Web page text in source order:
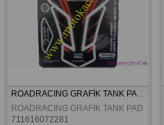
ROADRACING GRAFİK TANK PAD SİYAH KIRMIZI TPH401
ROADRACING GRAFİK TANK PAD
711616072281